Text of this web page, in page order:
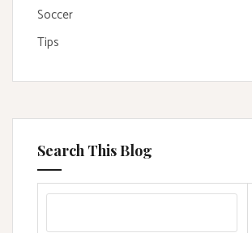
Soccer
Tips
Search This Blog